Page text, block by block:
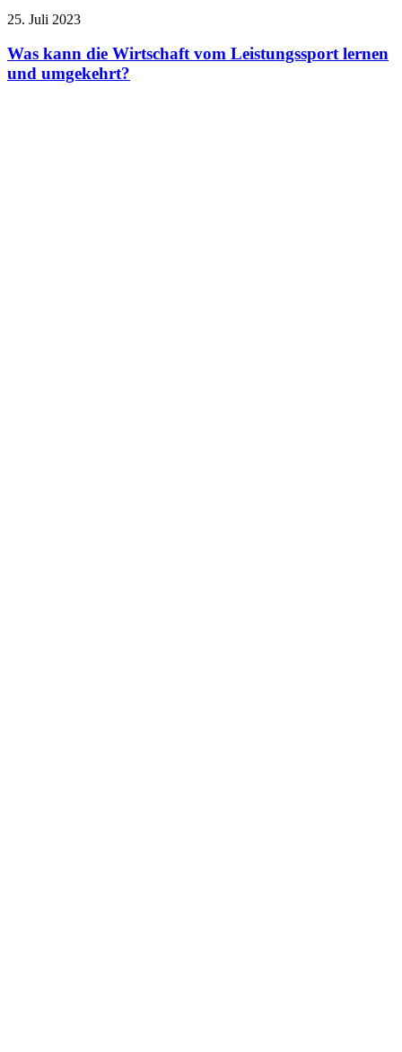
25. Juli 2023
Was kann die Wirtschaft vom Leistungssport lernen
und umgekehrt?